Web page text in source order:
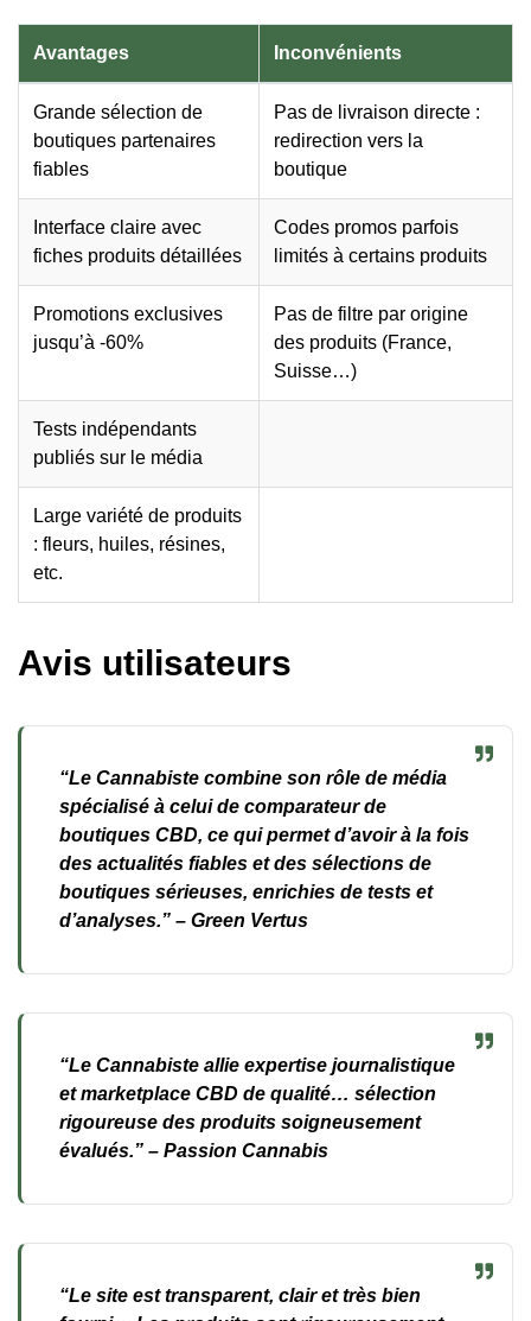
Avantages Inconvénients
Grande sélection de
boutiques partenaires
fiables
Pas de livraison directe :
redirection vers la
boutique
Interface claire avec
fiches produits détaillées
Codes promos parfois
limités à certains produits
Promotions exclusives
jusqu’à -60%
Pas de filtre par origine
des produits (France,
Suisse…)
Tests indépendants
publiés sur le média
Large variété de produits
: fleurs, huiles, résines,
etc.
Avis utilisateurs
“Le Cannabiste combine son rôle de média
spécialisé à celui de comparateur de
boutiques CBD, ce qui permet d’avoir à la fois
des actualités fiables et des sélections de
boutiques sérieuses, enrichies de tests et
d’analyses.” – Green Vertus
“Le Cannabiste allie expertise journalistique
et marketplace CBD de qualité… sélection
rigoureuse des produits soigneusement
évalués.” – Passion Cannabis
“Le site est transparent, clair et très bien